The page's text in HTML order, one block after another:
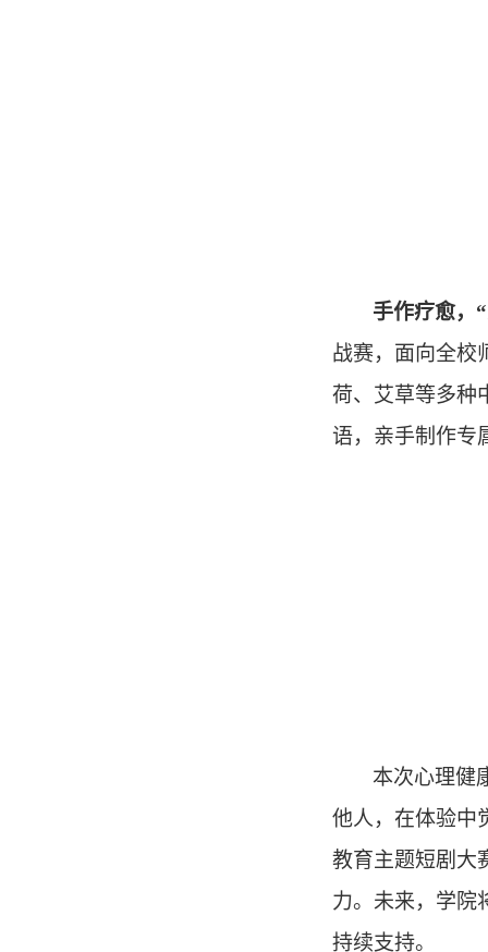
手作疗愈， “
战赛，面向全校
荷、艾草等多种
语，亲手制作专
本次心理健
他人，在体验中
教育主题短剧大
力。未来，学院
持续支持。